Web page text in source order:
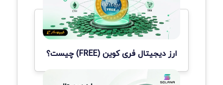
ارز دیجیتال فری کوین (FREE) چیست؟